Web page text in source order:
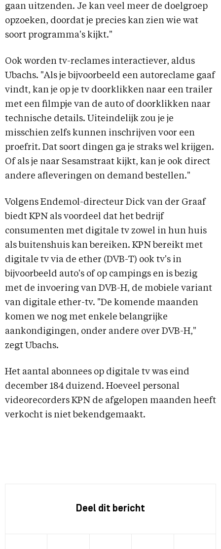
gaan uitzenden. Je kan veel meer de doelgroep
opzoeken, doordat je precies kan zien wie wat
soort programma's kijkt."
Ook worden tv-reclames interactiever, aldus
Ubachs. "Als je bijvoorbeeld een autoreclame gaaf
vindt, kan je op je tv doorklikken naar een trailer
met een filmpje van de auto of doorklikken naar
technische details. Uiteindelijk zou je je
misschien zelfs kunnen inschrijven voor een
proefrit. Dat soort dingen ga je straks wel krijgen.
Of als je naar Sesamstraat kijkt, kan je ook direct
andere afleveringen on demand bestellen."
Volgens Endemol-directeur Dick van der Graaf
biedt KPN als voordeel dat het bedrijf
consumenten met digitale tv zowel in hun huis
als buitenshuis kan bereiken. KPN bereikt met
digitale tv via de ether (DVB-T) ook tv's in
bijvoorbeeld auto's of op campings en is bezig
met de invoering van DVB-H, de mobiele variant
van digitale ether-tv. "De komende maanden
komen we nog met enkele belangrijke
aankondigingen, onder andere over DVB-H,"
zegt Ubachs.
Het aantal abonnees op digitale tv was eind
december 184 duizend. Hoeveel personal
videorecorders KPN de afgelopen maanden heeft
verkocht is niet bekendgemaakt.
Deel dit bericht